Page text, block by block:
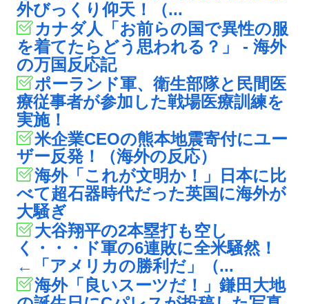
外びっくり仰天！（...
カナダ人「お前らの国で異性の服
を着てたらどう思われる？」 - 海外
の万国反応記
ポーランド軍、衛生部隊と民間医
療従事者が参加した戦場医療訓練を
実施！
米企業CEOの熊本地震寄付にユー
ザー反発！（海外の反応）
海外「これが文明か！」日本に比
べて超石器時代だった英国に海外が
大騒ぎ
大谷翔平の2本塁打も空し
く・・・ド軍の6連敗に全米騒然！
←「アメリカの勝利だ」（...
海外「良いスーツだ！」鎌田大地